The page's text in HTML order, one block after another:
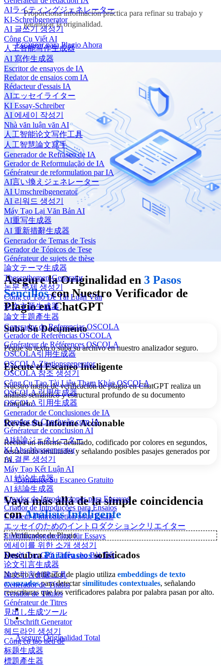
AIライティングジェネレーター
KI-Schreibgenerator
AI 글쓰기 생성기
Công Cụ Viết AI
人工智能写作生成器
AI 寫作生成器
Escritor de ensayos de IA
Redator de ensaios com IA
Rédacteur d'essais IA
AIエッセイライター
KI Essay-Schreiber
AI 에세이 작성기
Nhà văn luận văn AI
人工智能论文写作工具
人工智慧論文寫手
Generador de Refraseo de IA
Gerador de Reformulação de IA
Générateur de reformulation par IA
AI言い換えジェネレーター
AI Umschreibgenerator
AI 리워드 생성기
Máy Tạo Lại Văn Bản AI
AI重写生成器
AI 重新措辭生成器
Generador de Temas de Tesis
Gerador de Tópicos de Tese
Générateur de sujets de thèse
論文テーマ生成器
Thesenthemen-Generator
논문 주제 생성기
Công cụ Tạo Đề Tài Luận Văn
论文主题生成器
論文主題產生器
Generador de Referencias OSCOLA
Gerador de Referências OSCOLA
Générateur de Références OSCOLA
OSCOLA引用生成器
OSCOLA-Zitationsgenerator
OSCOLA 참조 생성기
Công Cụ Tạo Tài Liệu Tham Khảo OSCOLA
OSCOLA 引用生成器
OSCOLA 引用生成器
Generador de Conclusiones de IA
Gerador de Conclusão com IA
Générateur de conclusion AI
AI結論ジェネレーター
KI Abschlussgenerator
AI 결론 생성기
Máy Tạo Kết Luận AI
AI 结论生成器
AI 結論生成器
Creador de Introducciones para Ensayos
Criador de Introduções para Ensaios
Créateur d'Introduction pour Essais
エッセイのためのイントロダクションクリエイター
Einführungsgenerator für Essays
에세이를 위한 소개 생성기
Người Tạo Giới Thiệu cho Bài Tiết
论文引言生成器
論文引言創建工具
Generador de Títulos
Gerador de Títulos
Générateur de Titres
見出し生成ツール
Überschrift Generator
헤드라인 생성기
Công cụ tạo tiêu đề
标题生成器
標題產生器
Proporciona información práctica para refinar su trabajo y
garantizar la originalidad.
Escanear para Plagio Ahora
Asegure la Originalidad en 3 Pasos
Sencilloscon Nuestro Verificador de
Plagio en ChatGPT
Suba Su Documento
Pegue su texto o suba su archivo en nuestro analizador seguro.
Ejecute el Escaneo Inteligente
Nuestro motor de verificación de plagio en ChatGPT realiza un
análisis semántico y estructural profundo de su documento
completo.
Revise Su Informe Accionable
Reciba un informe detallado, codificado por colores en segundos,
destacando similitudes y señalando posibles pasajes generados por
IA.
Comience Su Escaneo Gratuito
Vaya más allá de la simple coincidencia
conAnálisis Inteligente
✨Verificador de Plagio
DescubraParafraseossofisticados
Nuestro verificador de plagio utiliza embeddings de texto
avanzadospara detectarsimilitudes contextuales, señalando
reescrituras que los verificadores palabra por palabra pasan por alto.
Asegure Originalidad Total